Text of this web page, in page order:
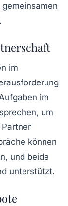
im
im
um
können
und beide
unterstützt.